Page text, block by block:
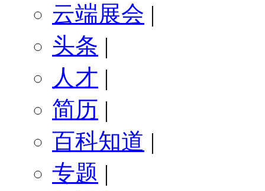
云端展会 |
头条 |
人才 |
简历 |
百科知道 |
专题 |